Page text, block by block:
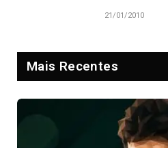
21/01/2010
Mais Recentes